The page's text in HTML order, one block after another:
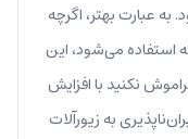
به عبارت بهتر، اگرچه
استفاده می‌شود، این
نکنید با افزایش
به زیورآلات